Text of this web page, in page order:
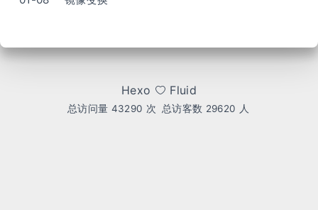
Hexo Fluid
总访问量 43290 次 总访客数 29620 人